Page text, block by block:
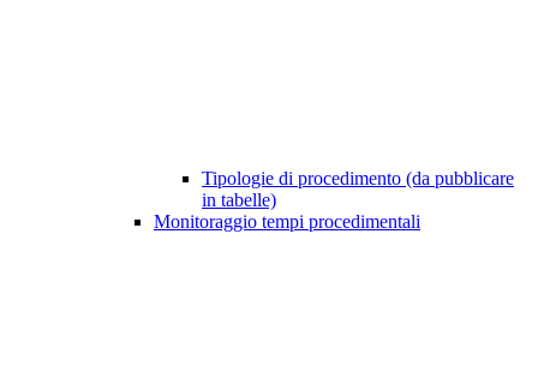
Tipologie di procedimento (da pubblicare
in tabelle)
Monitoraggio tempi procedimentali